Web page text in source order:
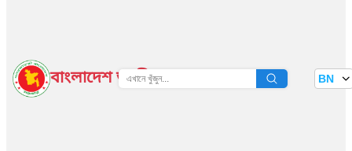
বাংলাদেশ জাতীয় তথ্য বাতায়ন BN